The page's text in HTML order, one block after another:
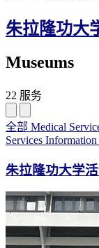
朱拉隆功大
Museums
22 服务
全部 Medical
Services Information
朱拉隆功大学